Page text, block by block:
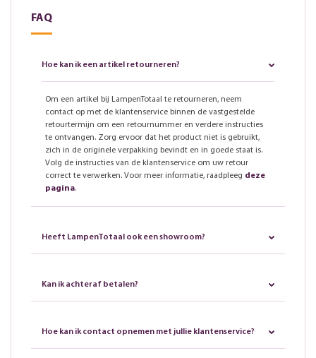
FAQ
Hoe kan ik een artikel retourneren?
Om een artikel bij LampenTotaal te retourneren, neem
contact op met de klantenservice binnen de vastgestelde
retourtermijn om een retournummer en verdere instructies
te ontvangen. Zorg ervoor dat het product niet is gebruikt,
zich in de originele verpakking bevindt en in goede staat is.
Volg de instructies van de klantenservice om uw retour
correct te verwerken. Voor meer informatie, raadpleeg deze
pagina.
Heeft LampenTotaal ook een showroom?
Kan ik achteraf betalen?
Hoe kan ik contact opnemen met jullie klantenservice?